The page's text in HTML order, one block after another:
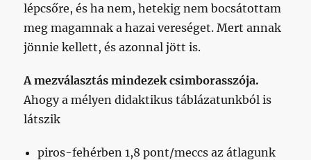
lépcsőre, és ha nem, hetekig nem bocsátottam
meg magamnak a hazai vereséget. Mert annak
jönnie kellett, és azonnal jött is.
A mezválasztás mindezek csimborasszója.
Ahogy a mélyen didaktikus táblázatunkból is
látszik
piros-fehérben 1,8 pont/meccs az átlagunk